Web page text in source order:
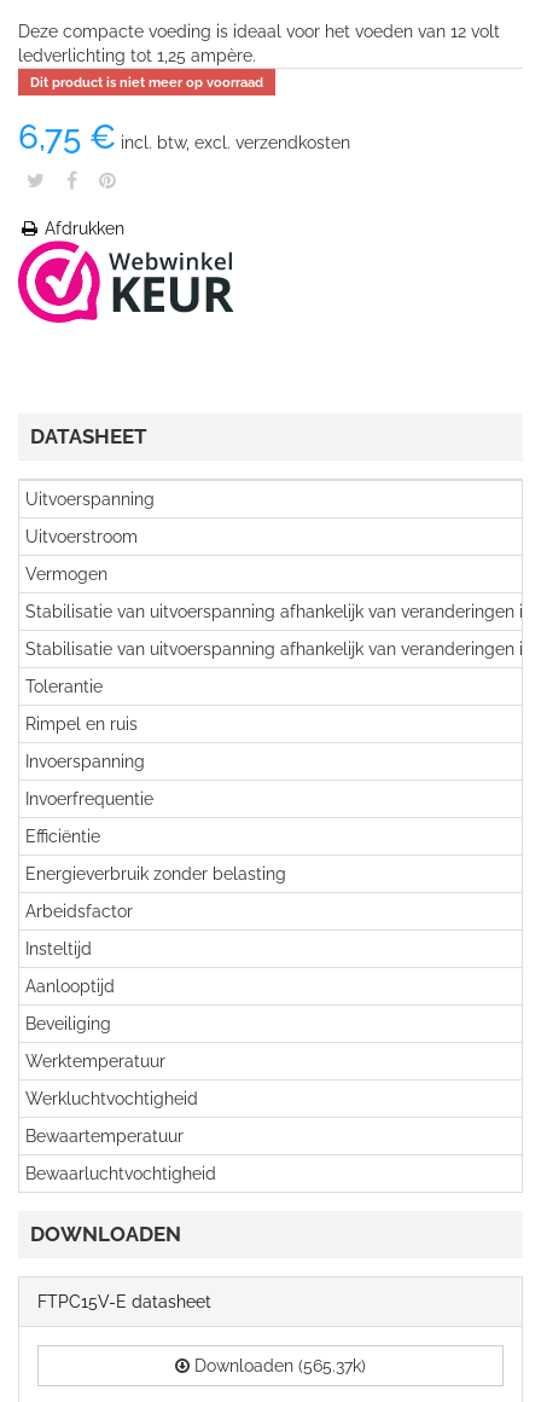
Deze compacte voeding is ideaal voor het voeden van 12 volt
ledverlichting tot 1,25 ampère.
Dit product is niet meer op voorraad
6,75 € incl. btw, excl. verzendkosten
Afdrukken
DATASHEET
Uitvoerspanning
Uitvoerstroom
Vermogen
Stabilisatie van uitvoerspanning afhankelijk van veranderingen in
Stabilisatie van uitvoerspanning afhankelijk van veranderingen in
Tolerantie
Rimpel en ruis
Invoerspanning
Invoerfrequentie
Efficiëntie
Energieverbruik zonder belasting
Arbeidsfactor
Insteltijd
Aanlooptijd
Beveiliging
Werktemperatuur
Werkluchtvochtigheid
Bewaartemperatuur
Bewaarluchtvochtigheid
DOWNLOADEN
FTPC15V-E datasheet
Downloaden (565.37k)